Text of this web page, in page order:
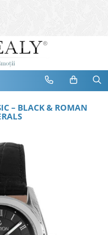
– BLACK & ROMAN